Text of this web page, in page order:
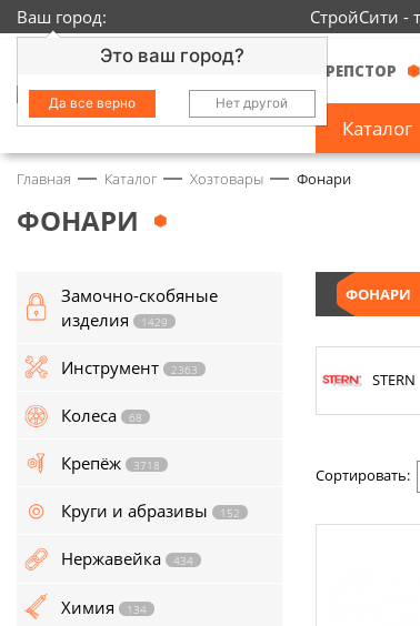
Ваш город:
Это ваш город?
Да все верно Нет другой
СтройСити -
КРЕПСТОР
Каталог
Замочно-скобяные
изделия
Колеса 68
68
Главная Каталог Хозтовары Фонари
ФОНАРИ
Замочно-скобяные
изделия 1429
Инструмент 2363
Колеса 68
Крепёж 3718
Круги и абразивы 152
Нержавейка 434
Химия 134
ФОНАРИ
STERN
Сортировать: